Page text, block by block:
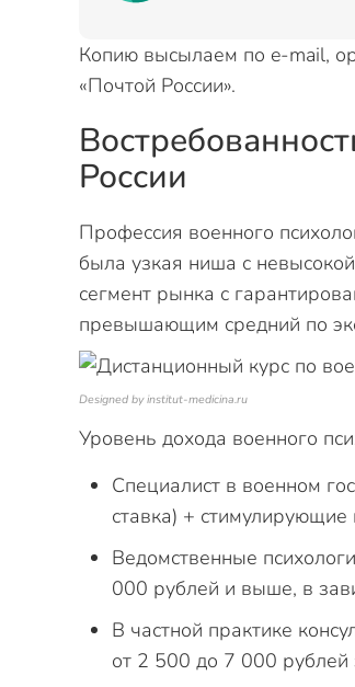
Копию высылаем по e-mail,
«Почтой России».
России
Профессия военного
была узкая ниша с
сегмент рынка с
превышающим средний по
Designed by institut-medicina.ru
Уровень дохода военного
Специалист в военном
ставка) + стимулирующие
Ведомственные
000 рублей и выше, в
В частной практике
от 2 500 до 7 000 рублей